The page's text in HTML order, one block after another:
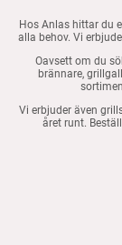
Hos Anlas hittar du
alla behov. Vi
Oavsett om du
brännare,
Vi erbjuder även
året runt.